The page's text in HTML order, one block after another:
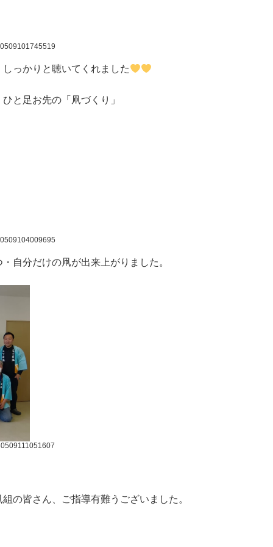
っかりと聴いてくれました
と足お先の「凧づくり」
自分だけの凧が出来上がりました。
の皆さん、ご指導有難うございました。